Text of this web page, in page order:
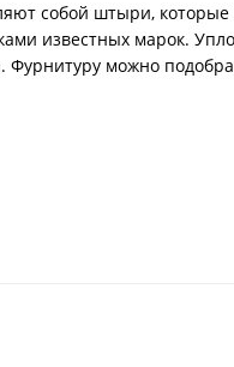
собой штыри, которые
известных марок.
можно